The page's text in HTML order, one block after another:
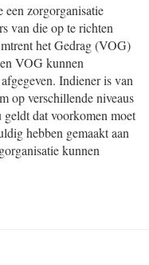
een zorgorganisatie
van die op te richten
het Gedrag (VOG)
VOG kunnen
Indiener is van
op verschillende niveaus
geldt dat voorkomen moet
hebben gemaakt aan
kunnen